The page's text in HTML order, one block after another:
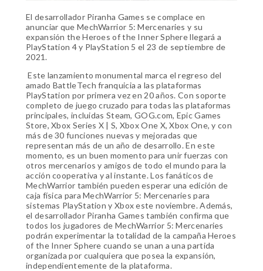
El desarrollador Piranha Games se complace en
anunciar que MechWarrior 5: Mercenaries y su
expansión the Heroes of the Inner Sphere llegará a
PlayStation 4 y PlayStation 5 el 23 de septiembre de
2021.
Este lanzamiento monumental marca el regreso del
amado BattleTech franquicia a las plataformas
PlayStation por primera vez en 20 años. Con soporte
completo de juego cruzado para todas las plataformas
principales, incluidas Steam, GOG.com, Epic Games
Store, Xbox Series X | S, Xbox One X, Xbox One, y con
más de 30 funciones nuevas y mejoradas que
representan más de un año de desarrollo. En este
momento, es un buen momento para unir fuerzas con
otros mercenarios y amigos de todo el mundo para la
acción cooperativa y al instante. Los fanáticos de
MechWarrior también pueden esperar una edición de
caja física para MechWarrior 5: Mercenaries para
sistemas PlayStation y Xbox este noviembre. Además,
el desarrollador Piranha Games también confirma que
todos los jugadores de MechWarrior 5: Mercenaries
podrán experimentar la totalidad de la campaña Heroes
of the Inner Sphere cuando se unan a una partida
organizada por cualquiera que posea la expansión,
independientemente de la plataforma.